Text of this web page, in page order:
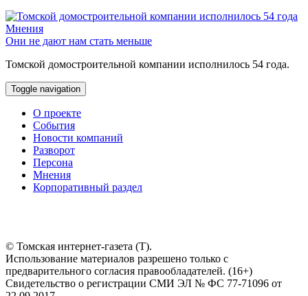
Мнения
Они не дают нам стать меньше
Томской домостроительной компании исполнилось 54 года.
Toggle navigation
О проекте
События
Новости компаний
Разворот
Персона
Мнения
Корпоративный раздел
© Томская интернет-газета (Т).
Использование материалов разрешено только с
предварительного согласия правообладателей. (16+)
Свидетельство о регистрации СМИ ЭЛ № ФС 77-71096 от